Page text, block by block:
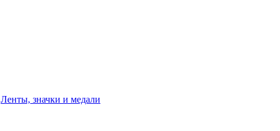
Ленты, значки и медали